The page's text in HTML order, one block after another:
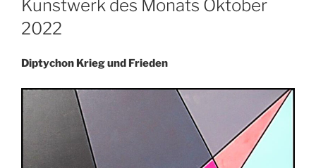
Kunstwerk des Monats Oktober
2022
Diptychon Krieg und Frieden